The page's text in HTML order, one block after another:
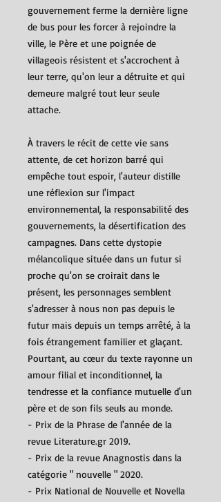
gouvernement ferme la dernière ligne
de bus pour les forcer à rejoindre la
ville, le Père et une poignée de
villageois résistent et s'accrochent à
leur terre, qu'on leur a détruite et qui
demeure malgré tout leur seule
attache.
À travers le récit de cette vie sans
attente, de cet horizon barré qui
empêche tout espoir, l'auteur distille
une réflexion sur l'impact
environnemental, la responsabilité des
gouvernements, la désertification des
campagnes. Dans cette dystopie
mélancolique située dans un futur si
proche qu'on se croirait dans le
présent, les personnages semblent
s'adresser à nous non pas depuis le
futur mais depuis un temps arrêté, à la
fois étrangement familier et glaçant.
Pourtant, au cœur du texte rayonne un
amour filial et inconditionnel, la
tendresse et la confiance mutuelle d'un
père et de son fils seuls au monde.
- Prix de la Phrase de l'année de la
revue Literature.gr 2019.
- Prix de la revue Anagnostis dans la
catégorie " nouvelle " 2020.
- Prix National de Nouvelle et Novella